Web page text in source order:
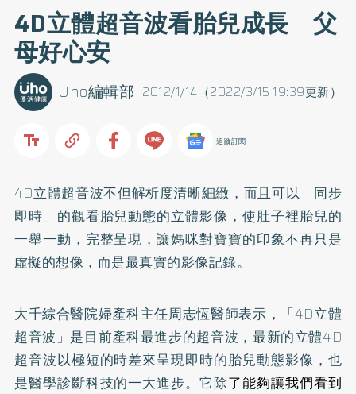
4D立體超音波看胎兒成長 父
母好心安
2012/1/14（2022/3/15 19:39更新）
Uho編輯部
追蹤訂閱
4D立體超音波不但解析度清晰細緻，而且可以「同步
即時」的觀看胎兒動態的立體影像，使肚子裡胎兒的
一舉一動，完整呈現，讓媽咪對寶寶的印象不再只是
虛擬的想像，而是最真實的影像記錄。
大千綜合醫院婦產科主任周志恆醫師表示，「4D立體
超音波」是目前產科最進步的超音波，最新的立體4D
超音波以極短的時差來呈現即時的胎兒動態影像，也
是醫學診斷科技的一大進步。它除了能夠讓我們看到